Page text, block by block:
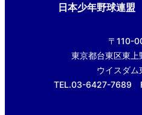
日本少年野球連
〒110-
東京都台東区東
ウイスダム
TEL.03-6427-7689